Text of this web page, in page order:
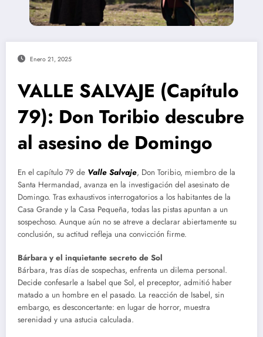
Enero 21, 2025
VALLE SALVAJE (Capítulo
79): Don Toribio descubre
al asesino de Domingo
En el capítulo 79 de Valle Salvaje, Don Toribio, miembro de la
Santa Hermandad, avanza en la investigación del asesinato de
Domingo. Tras exhaustivos interrogatorios a los habitantes de la
Casa Grande y la Casa Pequeña, todas las pistas apuntan a un
sospechoso. Aunque aún no se atreve a declarar abiertamente su
conclusión, su actitud refleja una convicción firme.
Bárbara y el inquietante secreto de Sol
Bárbara, tras días de sospechas, enfrenta un dilema personal.
Decide confesarle a Isabel que Sol, el preceptor, admitió haber
matado a un hombre en el pasado. La reacción de Isabel, sin
embargo, es desconcertante: en lugar de horror, muestra
serenidad y una astucia calculada.